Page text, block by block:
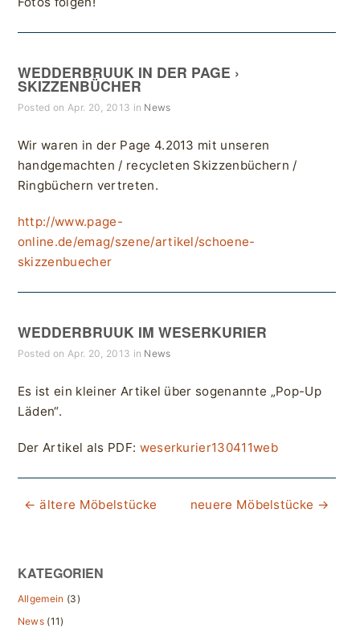
WEDDERBRUUK IN DER PAGE ›
SKIZZENBÜCHER
Posted on Apr. 20, 2013 in News
Wir waren in der Page 4.2013 mit unseren
handgemachten / recycleten Skizzenbüchern /
Ringbüchern vertreten.
http://www.page-
online.de/emag/szene/artikel/schoene-
skizzenbuecher
WEDDERBRUUK IM WESERKURIER
Posted on Apr. 20, 2013 in News
Es ist ein kleiner Artikel über sogenannte „Pop-Up
Läden“.
Der Artikel als PDF: weserkurier130411web
← ältere Möbelstücke neuere Möbelstücke →
KATEGORIEN
Allgemein (3)
News (11)